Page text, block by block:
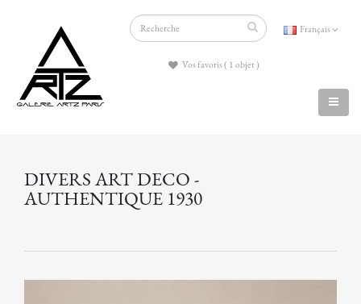
Français
Vos favoris ( 1 objet )
DIVERS ART DECO -
AUTHENTIQUE 1930